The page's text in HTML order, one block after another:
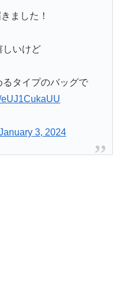
ました！
しいけど
タイプのバッグで
3, 2024